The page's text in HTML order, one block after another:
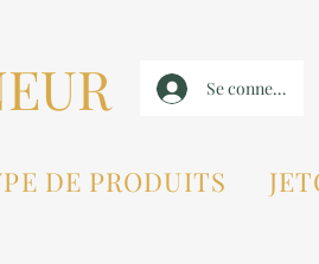
Se connecter
DE PRODUITS